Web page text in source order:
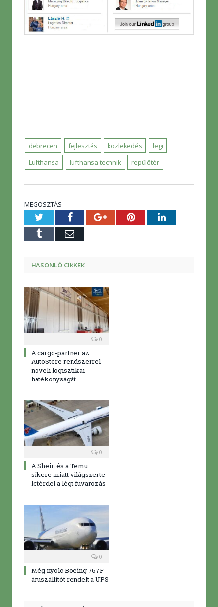
debrecen fejlesztés közlekedés
legi
Lufthansa
lufthansa technik repülőtér
MEGOSZTÁS
TwitterFacebookGoogle+PinterestLinkedIn
Tumblr E-
HASONLÓ CIKKEK
0
A cargo-partner az
AutoStore rendszerrel
növeli logisztikai
hatékonyságát
0
A Shein és a Temu
sikere miatt világszerte
letérdel a légi fuvarozás
0
Még nyolc Boeing 767F
áruszállítót rendelt a UPS